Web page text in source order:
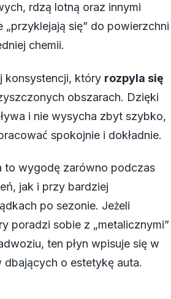
rdzą lotną oraz innymi
„przyklejają się” do powierzchni
chemii.
konsystencji, który rozpyla się
obszarach. Dzięki
i nie wysycha zbyt szybko,
spokojnie i dokładnie.
to wygodę zarówno podczas
jak i przy bardziej
po sezonie. Jeżeli
poradzi sobie z „metalicznymi”
ten płyn wpisuje się w
o estetykę auta.